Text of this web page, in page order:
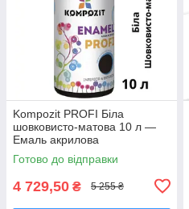
Kompozit PROFI Біла
шовковисто-матова 10 л —
Емаль акрилова
Готово до відправки
4 729,50 ₴ 5 255 ₴